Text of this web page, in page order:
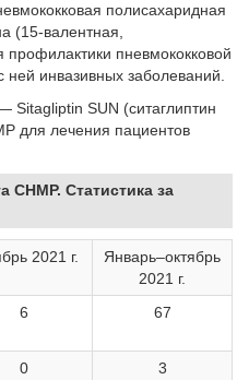
полисахаридная
(15-валентная,
пневмококковой
инвазивных заболеваний.
Sitagliptin SUN (ситаглиптин
для лечения пациентов
CHMP. Статистика за
2021 г.
Январь–октябрь
2021 г.
6 67
0 3